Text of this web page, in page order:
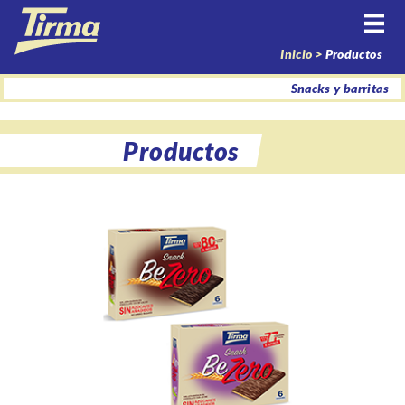
Inicio > Productos
Snacks y barritas
Productos